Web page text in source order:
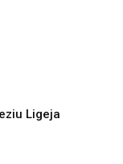
Ligeja